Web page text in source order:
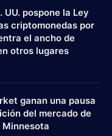
UU. pospone la Ley
criptomonedas por
el ancho de
otros lugares
ganan una pausa
del mercado de